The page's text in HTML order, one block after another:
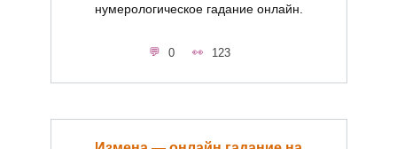
нумерологическое гадание онлайн.
0 123